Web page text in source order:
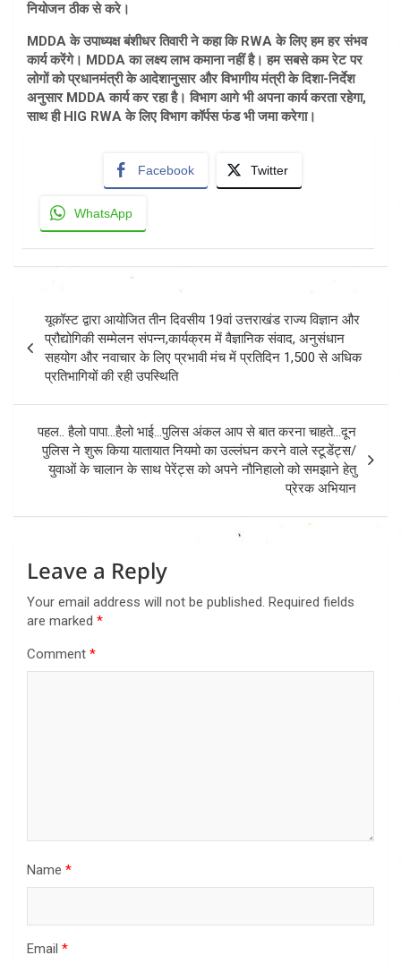
नियोजन ठीक से करे।
MDDA के उपाध्यक्ष बंशीधर तिवारी ने कहा कि RWA के लिए हम हर संभव
कार्य करेंगे। MDDA का लक्ष्य लाभ कमाना नहीं है। हम सबसे कम रेट पर
लोगों को प्रधानमंत्री के आदेशानुसार और विभागीय मंत्री के दिशा-निर्देश
अनुसार MDDA कार्य कर रहा है। विभाग आगे भी अपना कार्य करता रहेगा,
साथ ही HIG RWA के लिए विभाग कॉर्पस फंड भी जमा करेगा।
Facebook Twitter
WhatsApp
navigation
यूकॉस्ट द्वारा आयोजित तीन दिवसीय 19वां उत्तराखंड राज्य विज्ञान और
प्रौद्योगिकी सम्मेलन संपन्न,कार्यक्रम में वैज्ञानिक संवाद, अनुसंधान
सहयोग और नवाचार के लिए प्रभावी मंच में प्रतिदिन 1,500 से अधिक
प्रतिभागियों की रही उपस्थिति
पहल.. हैलो पापा…हैलो भाई…पुलिस अंकल आप से बात करना चाहते…दून
पुलिस ने शुरू किया यातायात नियमो का उल्लंघन करने वाले स्टूडेंट्स/
युवाओं के चालान के साथ पेरेंट्स को अपने नौनिहालो को समझाने हेतु
प्रेरक अभियान
Leave a Reply
Your email address will not be published. Required fields
are marked *
Comment *
Name *
Email *